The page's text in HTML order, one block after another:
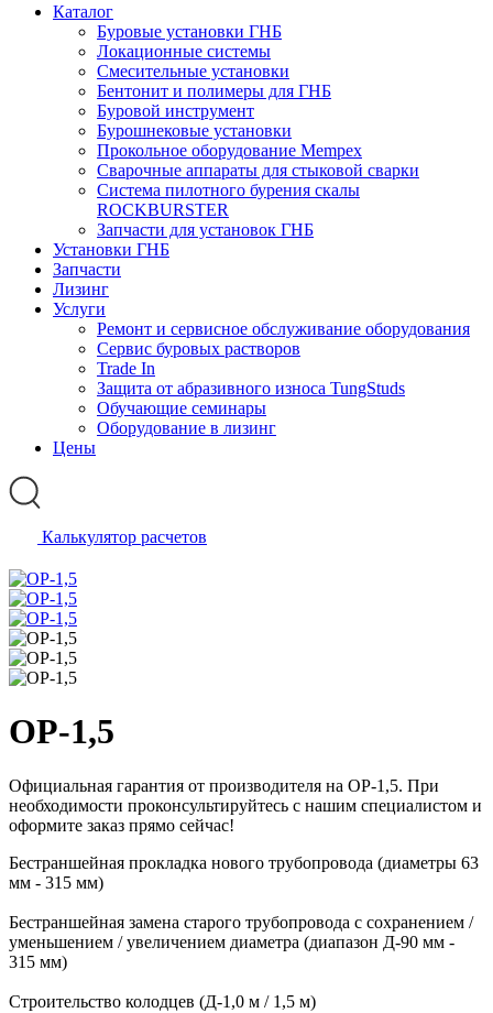
Каталог
Буровые установки ГНБ
Локационные системы
Смесительные установки
Бентонит и полимеры для ГНБ
Буровой инструмент
Бурошнековые установки
Прокольное оборудование Mempex
Сварочные аппараты для стыковой сварки
Система пилотного бурения скалы
ROCKBURSTER
Запчасти для установок ГНБ
Установки ГНБ
Запчасти
Лизинг
Услуги
Ремонт и сервисное обслуживание оборудования
Сервис буровых растворов
Trade In
Защита от абразивного износа TungStuds
Обучающие семинары
Оборудование в лизинг
Цены
Калькулятор расчетов
ОР-1,5
Официальная гарантия от производителя на ОР-1,5. При
необходимости проконсультируйтесь с нашим специалистом и
оформите заказ прямо сейчас!
Бестраншейная прокладка нового трубопровода (диаметры 63
мм - 315 мм)
Бестраншейная замена старого трубопровода с сохранением /
уменьшением / увеличением диаметра (диапазон Д-90 мм -
315 мм)
Строительство колодцев (Д-1,0 м / 1,5 м)